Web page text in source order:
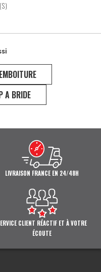
A BRIDE
LIVRAISON FRANCE EN 24/48H
CLIENT RÉACTIF ET À VOTRE
ÉCOUTE